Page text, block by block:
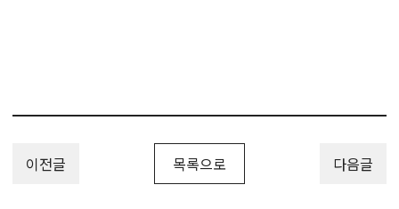
이전글 목록으로 다음글